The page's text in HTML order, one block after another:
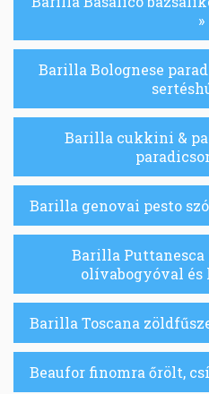
»
Barilla Bolognese
Barilla cukkini &
Barilla genovai pesto
Barilla Puttanesca
olívabogyóval és
Barilla Toscana
Beaufor finomra őrölt,